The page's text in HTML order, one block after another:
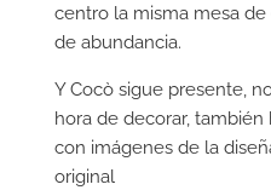
centro la misma mesa
de abundancia.
Y Cocò sigue presente,
hora de decorar,
con imágenes de la
original